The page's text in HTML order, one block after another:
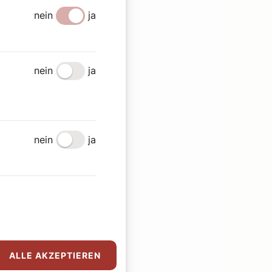
nein
ja
nein ja
nein
ja
ALLE AKZEPTIEREN